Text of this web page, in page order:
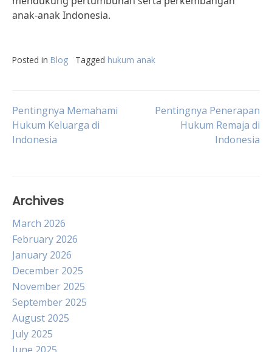
anak-anak Indonesia.
Posted in Blog Tagged hukum anak
Post
navigation
Pentingnya Memahami
Hukum Keluarga di
Indonesia
Pentingnya Penerapan
Hukum Remaja di
Indonesia
Archives
March 2026
February 2026
January 2026
December 2025
November 2025
September 2025
August 2025
July 2025